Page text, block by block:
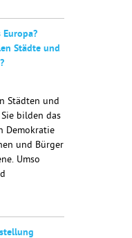
Städte und
Städten und
bilden das
Demokratie
und Bürger
Umso